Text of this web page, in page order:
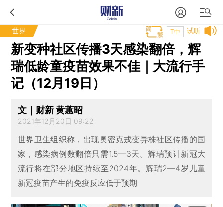
世界 试听
T中
新变种社区传播3天感染翻倍，辉
瑞低龄童疫苗效果不佳｜大流行手
记（12月19日）
文｜财新 黄蕙昭
2021年12月20日 09:22
世界卫生组织称，出现奥密克戎变异株社区传播的国
家，感染病例数翻倍只需1.5—3天。辉瑞预计新冠大
流行将在部分地区持续至2024年。辉瑞2—4岁儿童
新冠疫苗产生的免疫反应低于预期